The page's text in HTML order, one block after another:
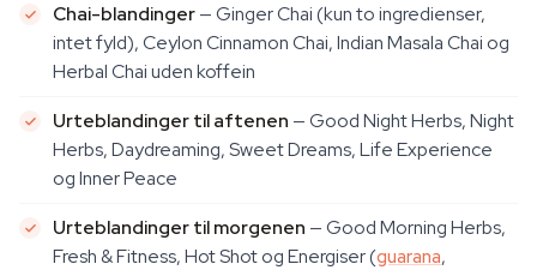
Chai-blandinger— Ginger Chai (kun to ingredienser,
intet fyld), Ceylon Cinnamon Chai, Indian Masala Chai og
Herbal Chai uden koffein
Urteblandinger til aftenen — Good Night Herbs, Night
Herbs, Daydreaming, Sweet Dreams, Life Experience
og Inner Peace
Urteblandinger til morgenen — Good Morning Herbs,
Fresh & Fitness, Hot Shot og Energiser (guarana,